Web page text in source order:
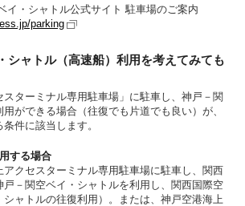
イ・シャトル公式サイト 駐車場のご案内
parking
ャトル（高速船）利用を考えてみても
スターミナル専用駐車場」に駐車し、神戸－関
ができる場合（往復でも片道でも良い）が、
件に該当します。
する場合
クセスターミナル専用駐車場に駐車し、関西
戸－関空ベイ・シャトルを利用し、関西国際空
ャトルの往復利用）。または、神戸空港海上